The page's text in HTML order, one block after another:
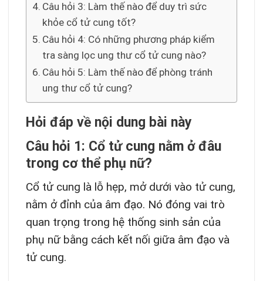
Câu hỏi 3: Làm thế nào để duy trì sức
khỏe cổ tử cung tốt?
Câu hỏi 4: Có những phương pháp kiểm
tra sàng lọc ung thư cổ tử cung nào?
Câu hỏi 5: Làm thế nào để phòng tránh
ung thư cổ tử cung?
Hỏi đáp về nội dung bài này
Câu hỏi 1: Cổ tử cung nằm ở đâu
trong cơ thể phụ nữ?
Cổ tử cung là lỗ hẹp, mở dưới vào tử cung,
nằm ở đỉnh của âm đạo. Nó đóng vai trò
quan trọng trong hệ thống sinh sản của
phụ nữ bằng cách kết nối giữa âm đạo và
tử cung.